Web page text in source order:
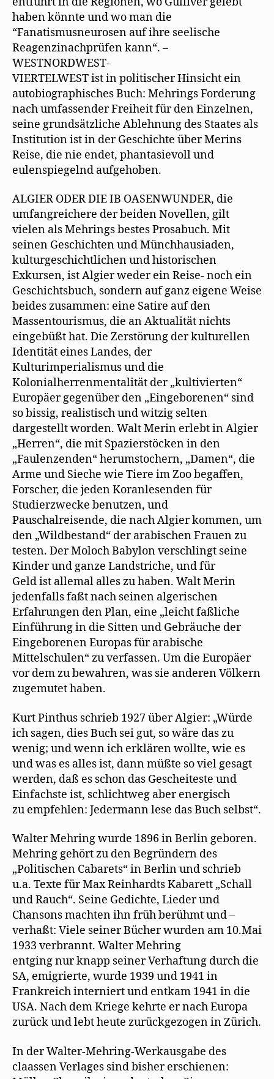
haben könnte und wo man die
“Fanatismusneurosen auf ihre seelische
Reagenzinachprüfen kann“. –
WESTNORDWEST-
VIERTELWEST ist in politischer Hinsicht ein
autobiographisches Buch: Mehrings Forderung
nach umfassender Freiheit für den Einzelnen,
seine grundsätzliche Ablehnung des Staates als
Institution ist in der Geschichte über Merins
Reise, die nie endet, phantasievoll und
eulenspiegelnd aufgehoben.
ALGIER ODER DIE IB OASENWUNDER, die
umfangreichere der beiden Novellen, gilt
vielen als Mehrings bestes Prosabuch. Mit
seinen Geschichten und Münchhausiaden,
kulturgeschichtlichen und historischen
Exkursen, ist Algier weder ein Reise- noch ein
Geschichtsbuch, sondern auf ganz eigene Weise
beides zusammen: eine Satire auf den
Massentourismus, die an Aktualität nichts
eingebüßt hat. Die Zerstörung der kulturellen
Identität eines Landes, der
Kulturimperialismus und die
Kolonialherrenmentalität der „kultivierten“
Europäer gegenüber den „Eingeborenen“ sind
so bissig, realistisch und witzig selten
dargestellt worden. Walt Merin erlebt in Algier
„Herren“, die mit Spazierstöcken in den
„Faulenzenden“ herumstochern, „Damen“, die
Arme und Sieche wie Tiere im Zoo begaffen,
Forscher, die jeden Koranlesenden für
Studierzwecke benutzen, und
Pauschalreisende, die nach Algier kommen, um
den „Wildbestand“ der arabischen Frauen zu
testen. Der Moloch Babylon verschlingt seine
Kinder und ganze Landstriche, und für
Geld ist allemal alles zu haben. Walt Merin
jedenfalls faßt nach seinen algerischen
Erfahrungen den Plan, eine „leicht faßliche
Einführung in die Sitten und Gebräuche der
Eingeborenen Europas für arabische
Mittelschulen“ zu verfassen. Um die Europäer
vor dem zu bewahren, was sie anderen Völkern
zugemutet haben.
Kurt Pinthus schrieb 1927 über Algier: „Würde
ich sagen, dies Buch sei gut, so wäre das zu
wenig; und wenn ich erklären wollte, wie es
und was es alles ist, dann müßte so viel gesagt
werden, daß es schon das Gescheiteste und
Einfachste ist, schlichtweg aber energisch
zu empfehlen: Jedermann lese das Buch selbst“.
Walter Mehring wurde 1896 in Berlin geboren.
Mehring gehört zu den Begründern des
„Politischen Cabarets“ in Berlin und schrieb
u.a. Texte für Max Reinhardts Kabarett „Schall
und Rauch“. Seine Gedichte, Lieder und
Chansons machten ihn früh berühmt und –
verhaßt: Viele seiner Bücher wurden am 10.Mai
1933 verbrannt. Walter Mehring
entging nur knapp seiner Verhaftung durch die
SA, emigrierte, wurde 1939 und 1941 in
Frankreich interniert und entkam 1941 in die
USA. Nach dem Kriege kehrte er nach Europa
zurück und lebt heute zurückgezogen in Zürich.
In der Walter-Mehring-Werkausgabe des
claassen Verlages sind bisher erschienen: